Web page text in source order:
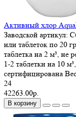
Активный хлор
Заводской артикул:
или таблеток по 20
таблетка на 2 м³, не
1-2 таблетки на 10
сертифицирована
24
42263.00р.
В корзину